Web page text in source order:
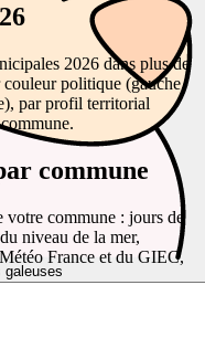
galeuses
2026 dans plus de
politique (gauche,
par profil territorial
commune
commune : jours de
niveau de la mer,
France et du GIEC,